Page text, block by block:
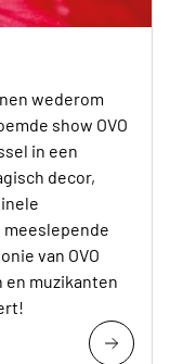
wederom
show OVO
in een
decor,
van OVO
muzikanten